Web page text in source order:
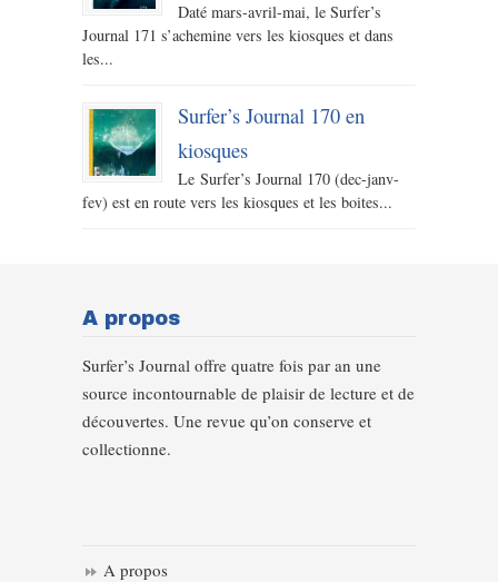
Daté mars-avril-mai, le Surfer’s
Journal 171 s’achemine vers les kiosques et dans
les...
Surfer’s Journal 170 en
kiosques
Le Surfer’s Journal 170 (dec-janv-
fev) est en route vers les kiosques et les boites...
A propos
Surfer’s Journal offre quatre fois par an une
source incontournable de plaisir de lecture et de
découvertes. Une revue qu’on conserve et
collectionne.
A propos